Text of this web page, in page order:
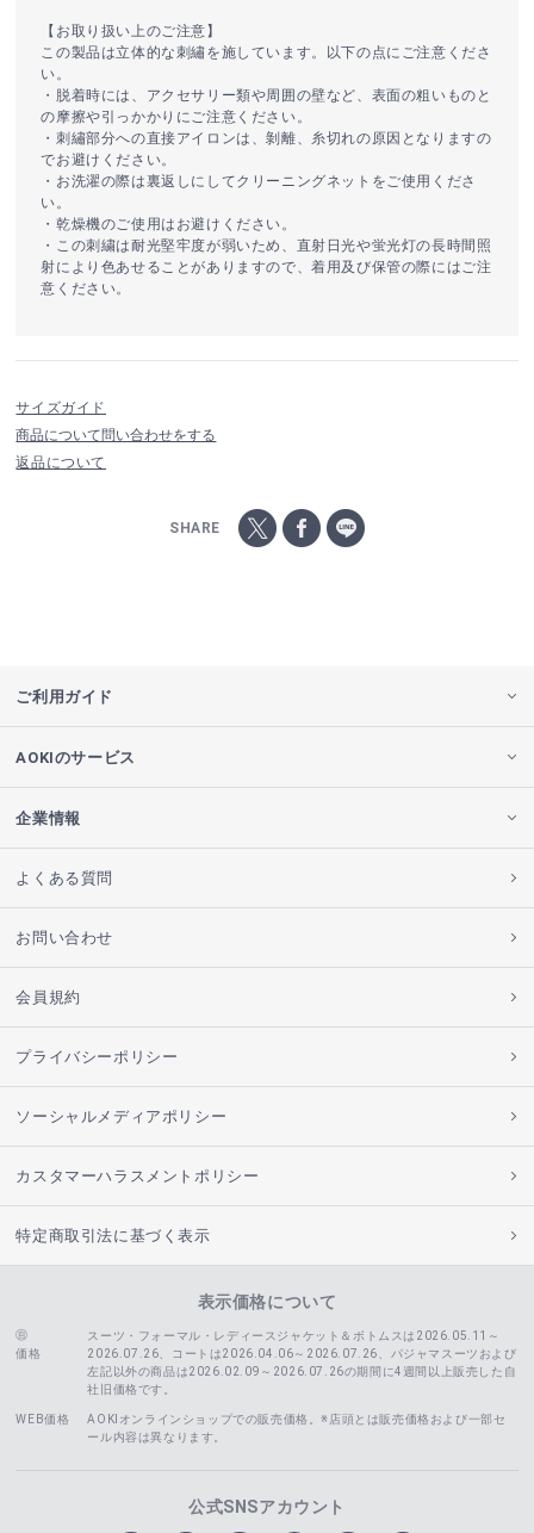
【お取り扱い上のご注意】
この製品は立体的な刺繡を施しています。以下の点にご注意くださ
い。
・脱着時には、アクセサリー類や周囲の壁など、表面の粗いものと
の摩擦や引っかかりにご注意ください。
・刺繡部分への直接アイロンは、剝離、糸切れの原因となりますの
でお避けください。
・お洗濯の際は裏返しにしてクリーニングネットをご使用くださ
い。
・乾燥機のご使用はお避けください。
・この刺繍は耐光堅牢度が弱いため、直射日光や蛍光灯の長時間照
射により色あせることがありますので、着用及び保管の際にはご注
意ください。
サイズガイド
商品について問い合わせをする
返品について
SHARE
ご利用ガイド
AOKIのサービス
企業情報
よくある質問
お問い合わせ
会員規約
プライバシーポリシー
ソーシャルメディアポリシー
カスタマーハラスメントポリシー
特定商取引法に基づく表示
表示価格について
価格
スーツ・フォーマル・レディースジャケット＆ボトムスは2026.05.11～
2026.07.26、コートは2026.04.06～2026.07.26、
パジャマスーツおよび
左記以外の商品は2026.02.09～2026.07.26の期間に4週間以上販売した自
社旧価格です。
WEB価格
AOKIオンラインショップでの販売価格。※店頭とは販売価格および一部セ
ール内容は異なります。
公式SNSアカウント